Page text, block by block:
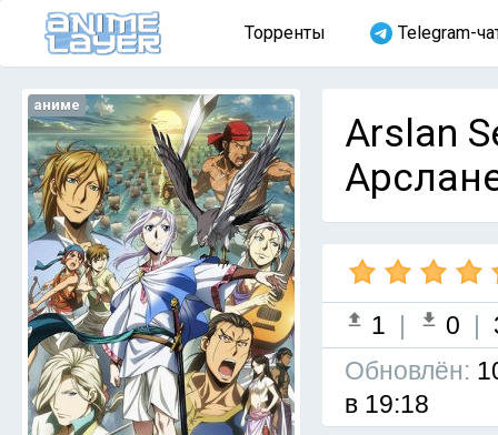
Торренты Telegram-
аниме
Arslan
1 | 0 |
Обновлён:
в 19:18